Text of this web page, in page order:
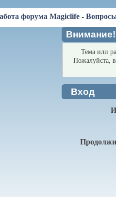
форума Magiclife -
Внимание!
Тема или
Пожалуйста,
Вход